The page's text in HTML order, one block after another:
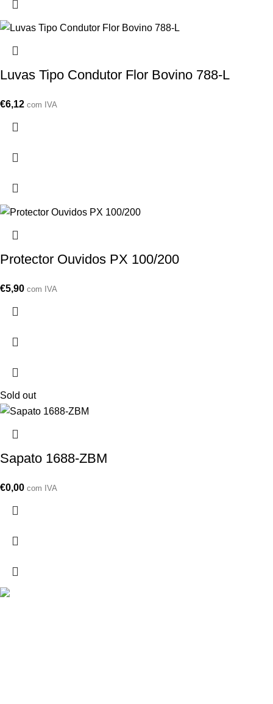
Luvas Tipo Condutor Flor Bovino 788-L
€6,12 com IVA
Protector Ouvidos PX 100/200
€5,90 com IVA
Sold out
Sapato 1688-ZBM
€0,00 com IVA